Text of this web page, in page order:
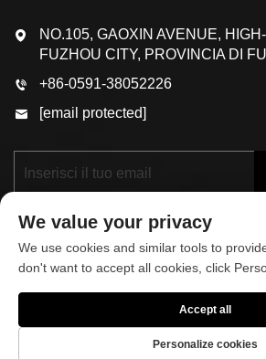
NO.105, GAOXIN AVENUE,
FUZHOU CITY, PROVINCIA DI
+86-0591-38052226
[email protected]
Diritti d'autore © 2025 di FUJIAN
Informativa sulla
We value your privacy
We use cookies and similar tools to
don't want to accept all cookies, click
Personalize cookies
Accept all